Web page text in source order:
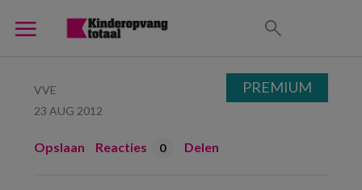
VVE
23 AUG 2012
Opslaan Reacties 0 Delen
PREMIUM